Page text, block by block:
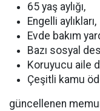
65 yaş aylığı,
Engelli aylıkları,
Evde bakım
Bazı sosyal
Koruyucu aile
Çeşitli kamu
güncellenen